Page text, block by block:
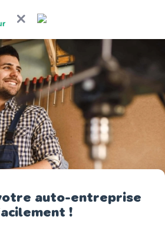
auto-entreprise
!